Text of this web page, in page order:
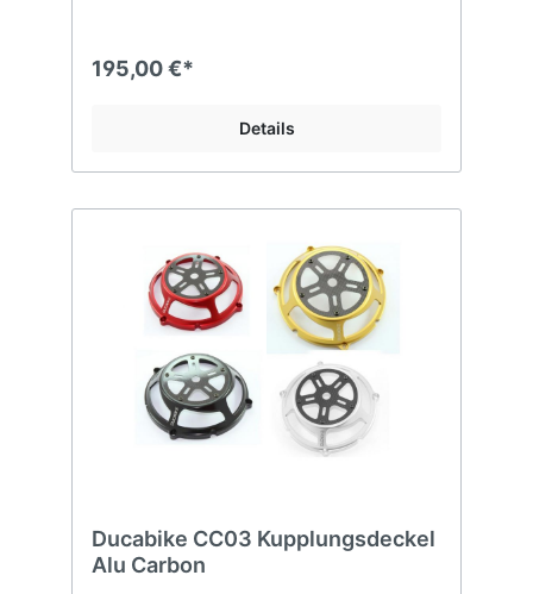
195,00 €*
Details
Ducabike CC03 Kupplungsdeckel
Alu Carbon